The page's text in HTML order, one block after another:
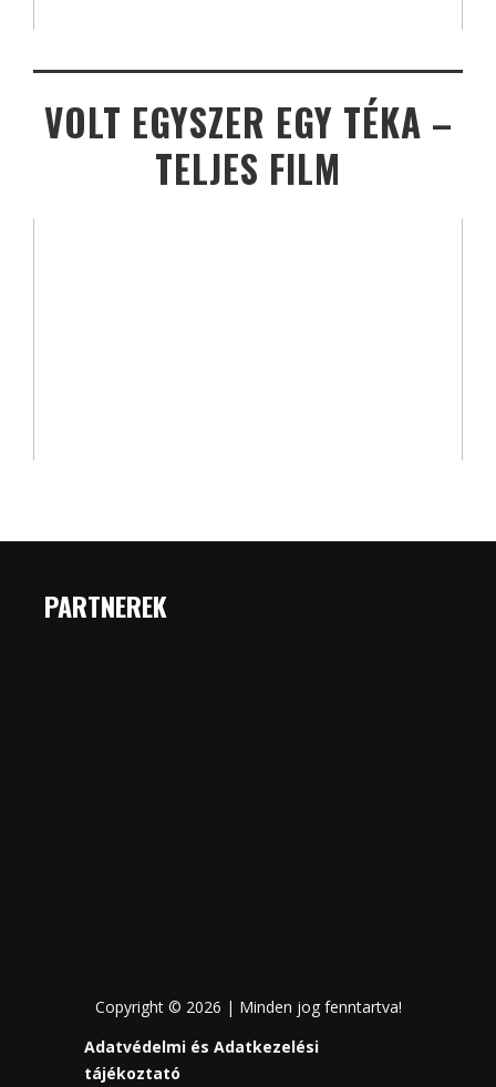
VOLT EGYSZER EGY TÉKA –
TELJES FILM
PARTNEREK
Copyright © 2026 | Minden jog fenntartva!
Adatvédelmi és Adatkezelési
tájékoztató